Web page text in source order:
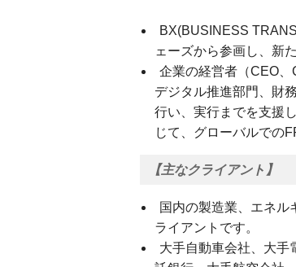
BX(BUSINESS
ェーズから参画し、新
企業の経営者（CEO、
デジタル推進部門、財
行い、実行までを支援
じて、グローバルでの
【主なクライアント】
国内の製造業、エネル
ライアントです。
大手自動車会社、大手